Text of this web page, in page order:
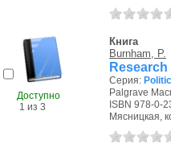
Доступно
1 из 3
Книга
Burnham, P.
Серия:
Palgrave
ISBN 978-0-
Мясницкая,